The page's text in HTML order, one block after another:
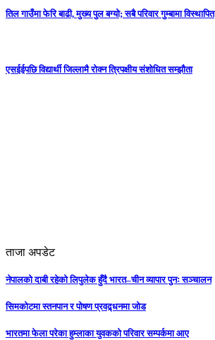
तिल गाउँमा फेरि बाढी, मुख्य पुल बग्यो; सबै परिवार गुम्बामा विस्थापित
एसईईपछि विद्यार्थी जिल्लामै रोक्न त्रिपक्षीय संशोधित सम्झौता
ताजा अपडेट
नेपालको दाबी रहेको लिपुलेक हुँदै भारत–चीन व्यापार पुनः सञ्चालन
सिमकोटमा स्तनपान र पोषण प्रवद्र्धनमा जोड
भारतमा फेला परेका हुम्लाका युवकको परिवार सम्पर्कमा आए